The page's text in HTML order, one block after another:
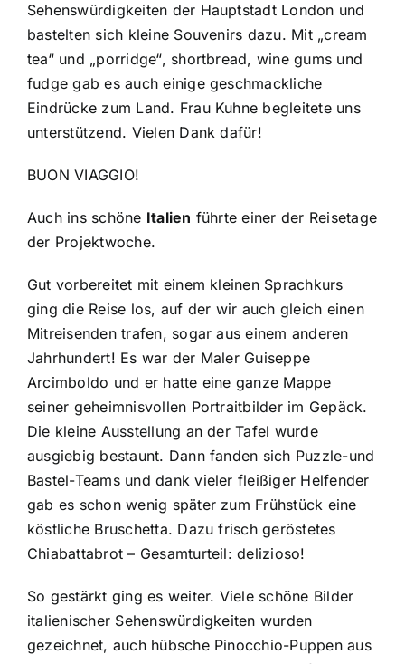
Sehenswürdigkeiten der Hauptstadt London und
bastelten sich kleine Souvenirs dazu. Mit „cream
tea“ und „porridge“, shortbread, wine gums und
fudge gab es auch einige geschmackliche
Eindrücke zum Land. Frau Kuhne begleitete uns
unterstützend. Vielen Dank dafür!
BUON VIAGGIO!
Auch ins schöne Italien führte einer der Reisetage
der Projektwoche.
Gut vorbereitet mit einem kleinen Sprachkurs
ging die Reise los, auf der wir auch gleich einen
Mitreisenden trafen, sogar aus einem anderen
Jahrhundert! Es war der Maler Guiseppe
Arcimboldo und er hatte eine ganze Mappe
seiner geheimnisvollen Portraitbilder im Gepäck.
Die kleine Ausstellung an der Tafel wurde
ausgiebig bestaunt. Dann fanden sich Puzzle-und
Bastel-Teams und dank vieler fleißiger Helfender
gab es schon wenig später zum Frühstück eine
köstliche Bruschetta. Dazu frisch geröstetes
Chiabattabrot – Gesamturteil: delizioso!
So gestärkt ging es weiter. Viele schöne Bilder
italienischer Sehenswürdigkeiten wurden
gezeichnet, auch hübsche Pinocchio-Puppen aus